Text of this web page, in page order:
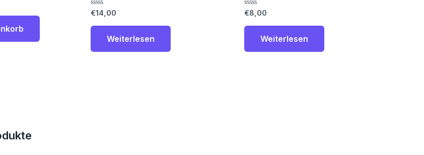
Bewertet
0
€14,00
Weiterlesen
Bewertet
0
€8,00
Weiterlesen